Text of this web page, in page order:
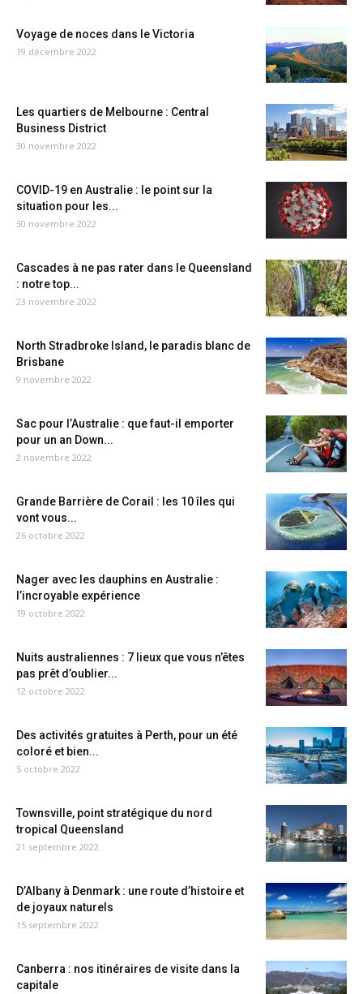
Voyage de noces dans le Victoria
19 décembre 2022
Les quartiers de Melbourne : Central
Business District
30 novembre 2022
COVID-19 en Australie : le point sur la
situation pour les...
30 novembre 2022
Cascades à ne pas rater dans le Queensland
: notre top...
23 novembre 2022
North Stradbroke Island, le paradis blanc de
Brisbane
9 novembre 2022
Sac pour l’Australie : que faut-il emporter
pour un an Down...
2 novembre 2022
Grande Barrière de Corail : les 10 îles qui
vont vous...
26 octobre 2022
Nager avec les dauphins en Australie :
l’incroyable expérience
19 octobre 2022
Nuits australiennes : 7 lieux que vous n’êtes
pas prêt d’oublier...
12 octobre 2022
Des activités gratuites à Perth, pour un été
coloré et bien...
5 octobre 2022
Townsville, point stratégique du nord
tropical Queensland
21 septembre 2022
D’Albany à Denmark : une route d’histoire et
de joyaux naturels
15 septembre 2022
Canberra : nos itinéraires de visite dans la
capitale